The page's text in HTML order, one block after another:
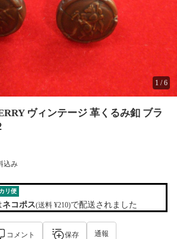
1 /6
ヴィンテージ 革くるみ釦 ブラ
込み
リ便
ネコポス(送料 ¥210)で配送されました
コメント 保存 通報